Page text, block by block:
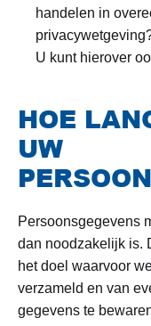
handelen in
U kunt hierover
HOE
UW
Persoonsgegevens
dan noodzakelijk is.
het doel waarvoor
verzameld en van
gegevens te